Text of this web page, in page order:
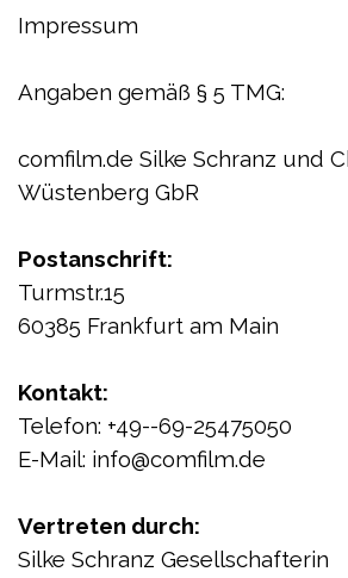
Impressum
Angaben gemäß § 5 TMG:
comfilm.de Silke Schranz und
Wüstenberg GbR
Postanschrift:
Turmstr.15
60385 Frankfurt am Main
Kontakt:
Telefon: +49--69-25475050
E-Mail: info@comfilm.de
Vertreten durch:
Silke Schranz Gesellschafterin